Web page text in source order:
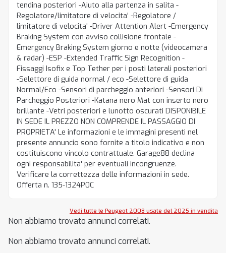
tendina posteriori -Aiuto alla partenza in salita -
Regolatore/limitatore di velocita' -Regolatore /
limitatore di velocita' -Driver Attention Alert -Emergency
Braking System con avviso collisione frontale -
Emergency Braking System giorno e notte (videocamera
& radar) -ESP -Extended Traffic Sign Recognition -
Fissaggi Isofix e Top Tether per i posti laterali posteriori
-Selettore di guida normal / eco -Selettore di guida
Normal/Eco -Sensori di parcheggio anteriori -Sensori Di
Parcheggio Posteriori -Katana nero Mat con inserto nero
brillante -Vetri posteriori e lunotto oscurati DISPONIBILE
IN SEDE IL PREZZO NON COMPRENDE IL PASSAGGIO DI
PROPRIETA' Le informazioni e le immagini presenti nel
presente annuncio sono fornite a titolo indicativo e non
costituiscono vincolo contrattuale. Garage88 declina
ogni responsabilita' per eventuali incongruenze.
Verificare la correttezza delle informazioni in sede.
Offerta n. 135-1324P0C
Vedi tutte le Peugeot 2008 usate del 2025 in vendita
Non abbiamo trovato annunci correlati.
Non abbiamo trovato annunci correlati.